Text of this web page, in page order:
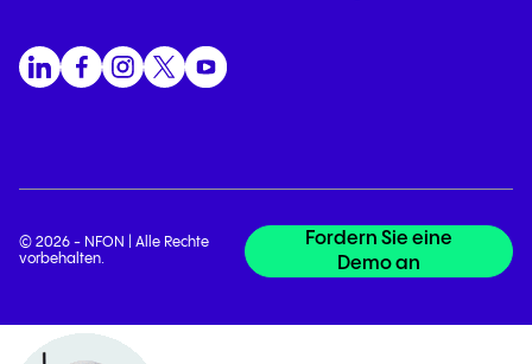
© 2026 - NFON | Alle Rechte
vorbehalten.
Fordern Sie eine
Demo an